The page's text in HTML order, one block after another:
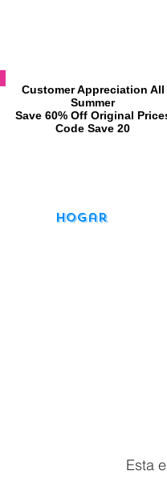
​Customer Appreciation All
Summer
​Save 60% Off Original
​Code Save 20
Hogar
Esta